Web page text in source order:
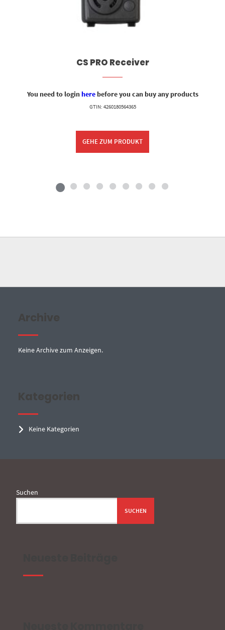
CS PRO Receiver
You need to loginherebefore you can buy any products
GTIN: 4260180564365
GEHE ZUM PRODUKT
Archive
Keine Archive zum Anzeigen.
Kategorien
Keine Kategorien
Suchen
SUCHEN